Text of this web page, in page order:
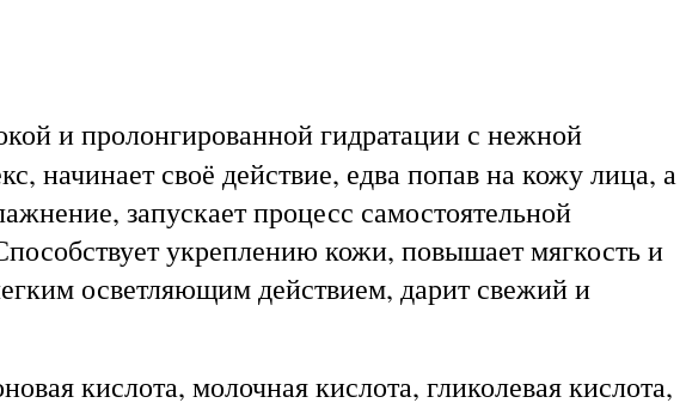
и пролонгированной гидратации с нежной
начинает своё действие, едва попав на кожу лица, а
запускает процесс самостоятельной
укреплению кожи, повышает мягкость и
осветляющим действием, дарит свежий и
кислота, молочная кислота, гликолевая кислота,